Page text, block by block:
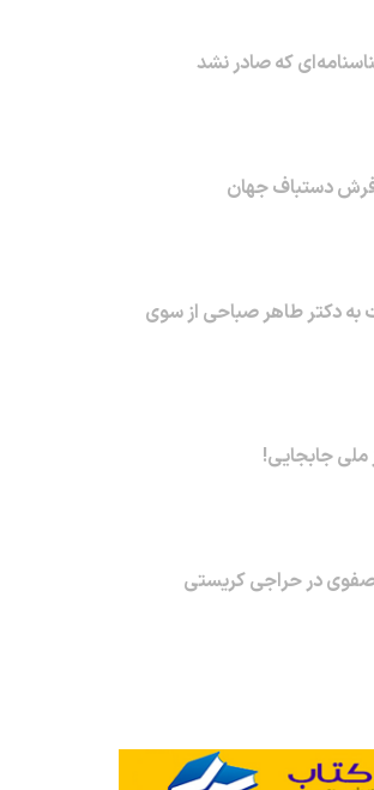
که صادر نشد
فرش دستباف جهان
به دکتر طاهر صباحی از سوی
ملی جابجایی!
صفوی در حراجی کریستی